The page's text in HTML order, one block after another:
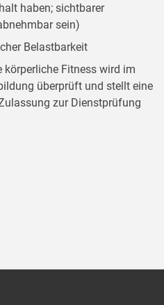
haben; sichtbarer
sein)
Belastbarkeit
körperliche Fitness wird im
überprüft und stellt eine
zur Dienstprüfung